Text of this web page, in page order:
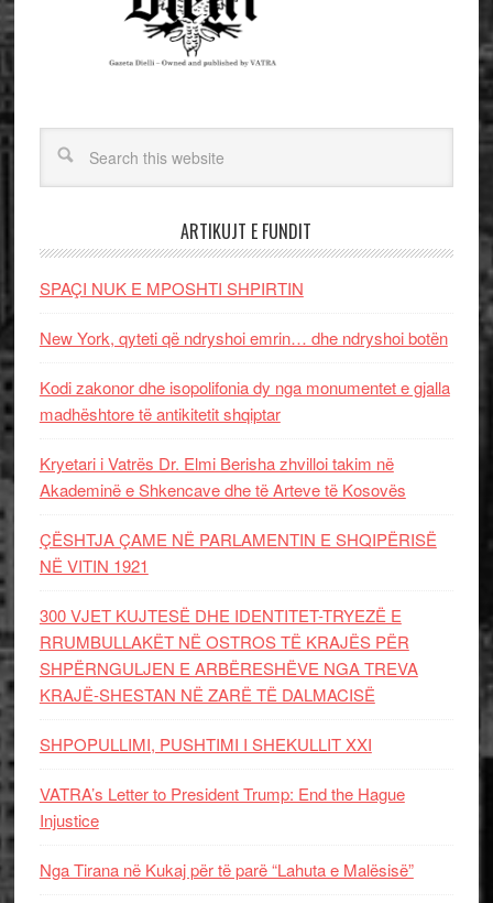
ARTIKUJT E FUNDIT
SPAÇI NUK E MPOSHTI SHPIRTIN
New York, qyteti që ndryshoi emrin… dhe ndryshoi botën
Kodi zakonor dhe isopolifonia dy nga monumentet e gjalla
madhështore të antikitetit shqiptar
Kryetari i Vatrës Dr. Elmi Berisha zhvilloi takim në
Akademinë e Shkencave dhe të Arteve të Kosovës
ÇËSHTJA ÇAME NË PARLAMENTIN E SHQIPËRISË
NË VITIN 1921
300 VJET KUJTESË DHE IDENTITET-TRYEZË E
RRUMBULLAKËT NË OSTROS TË KRAJËS PËR
SHPËRNGULJEN E ARBËRESHËVE NGA TREVA
KRAJË-SHESTAN NË ZARË TË DALMACISË
SHPOPULLIMI, PUSHTIMI I SHEKULLIT XXI
VATRA’s Letter to President Trump: End the Hague
Injustice
Nga Tirana në Kukaj për të parë “Lahuta e Malësisë”